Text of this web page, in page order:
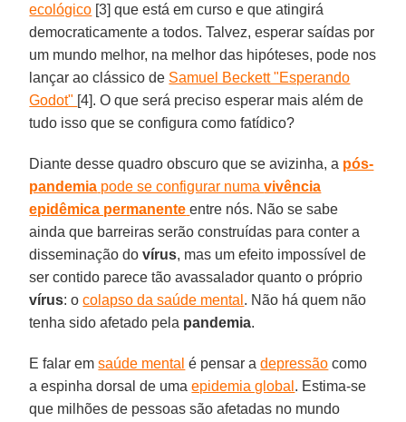
ecológico [3] que está em curso e que atingirá
democraticamente a todos. Talvez, esperar saídas por
um mundo melhor, na melhor das hipóteses, pode nos
lançar ao clássico de Samuel Beckett "Esperando
Godot" [4]. O que será preciso esperar mais além de
tudo isso que se configura como fatídico?
Diante desse quadro obscuro que se avizinha, a pós-
pandemia pode se configurar numavivência
epidêmica permanente entre nós. Não se sabe
ainda que barreiras serão construídas para conter a
disseminação dovírus, mas um efeito impossível de
ser contido parece tão avassalador quanto o próprio
vírus: ocolapso da saúde mental . Não há quem não
tenha sido afetado pela pandemia.
E falar emsaúde mental é pensar adepressão como
a espinha dorsal de umaepidemia global . Estima-se
que milhões de pessoas são afetadas no mundo